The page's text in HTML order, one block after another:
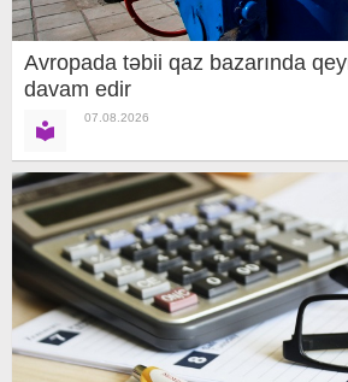
Avropada təbii qaz bazarında
davam edir
07.08.2026